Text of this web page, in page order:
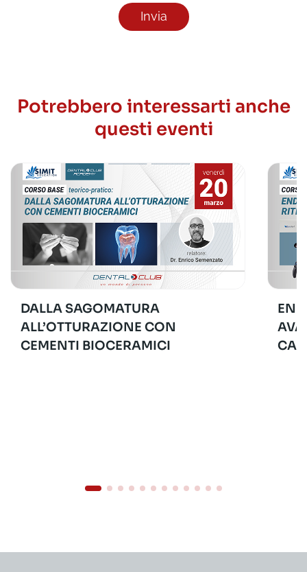
Potrebbero interessarti anche
questi eventi
DALLA SAGOMATURA
ALL’OTTURAZIONE CON
CEMENTI BIOCERAMICI